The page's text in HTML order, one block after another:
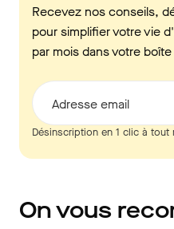
Recevez nos conseils,
pour simplifier votre vie
par mois dans votre boîte
Adresse email
Désinscription en 1 clic à tout
On vous